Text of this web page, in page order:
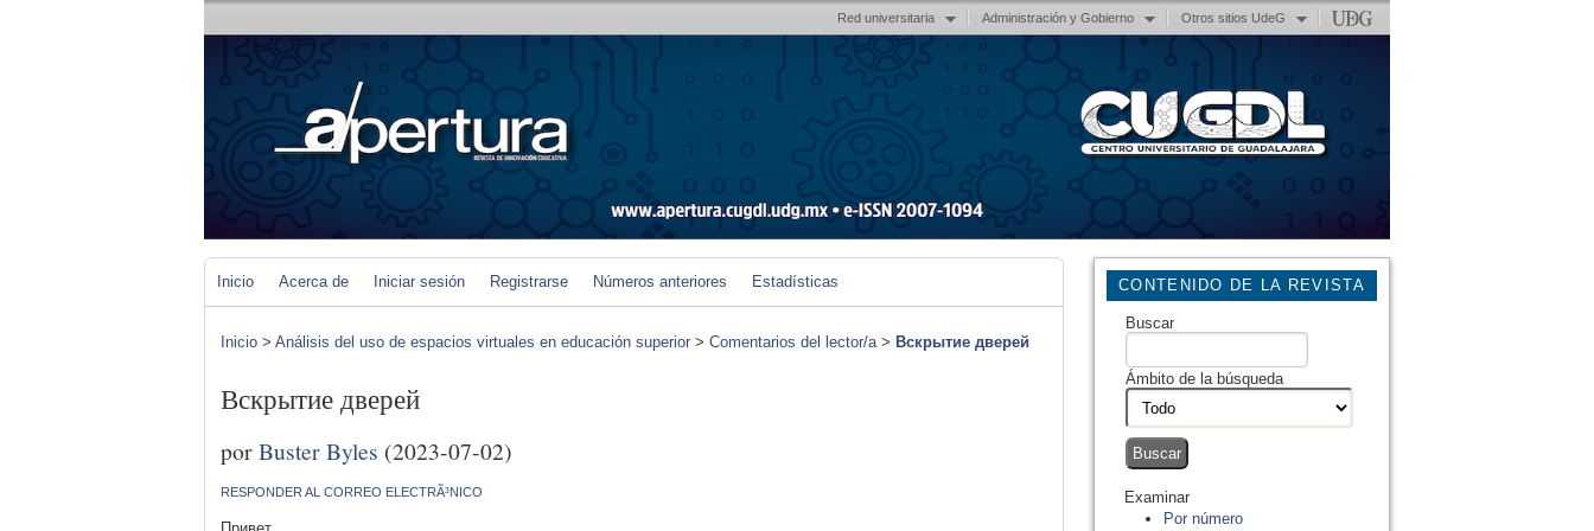
Red universitaria Administración y Gobierno Otros sitios UdeG
CONTENIDO DE LA REVISTA
Buscar
Ámbito de la búsqueda
Examinar
Por número
Inicio Acerca de Iniciar sesión Registrarse Números anteriores Estadísticas
Inicio > Análisis del uso de espacios virtuales en educación superior > Comentarios del lector/a> Вскрытие дверей
Вскрытие дверей
porBuster Byles (2023-07-02)
RESPONDER AL CORREO ELECTRÃ³NICO